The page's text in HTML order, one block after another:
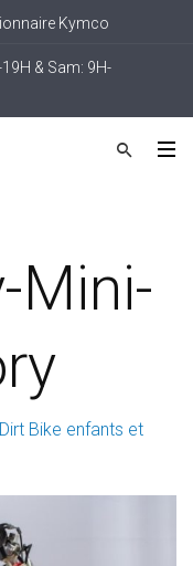
Kymco
& Sam: 9H-
Mini-
Dirt Bike enfants et